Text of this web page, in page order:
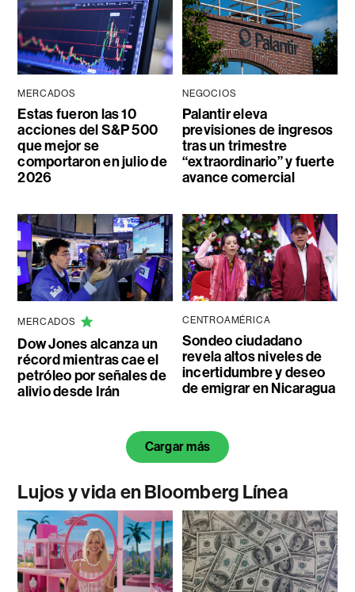
MERCADOS
Estas fueron las 10
acciones del S&P 500
que mejor se
comportaron en julio de
2026
NEGOCIOS
Palantir eleva
previsiones de ingresos
tras un trimestre
“extraordinario” y fuerte
avance comercial
MERCADOS
Dow Jones alcanza un
récord mientras cae el
petróleo por señales de
alivio desde Irán
CENTROAMÉRICA
Sondeo ciudadano
revela altos niveles de
incertidumbre y deseo
de emigrar en Nicaragua
Cargar más
Lujos y vida en Bloomberg Línea